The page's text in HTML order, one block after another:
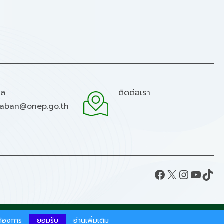
ติดต่อเรา
Facebook X InstagramYouTube TikTok
งการ ยอมรับ อ่านเพิ่มเติม